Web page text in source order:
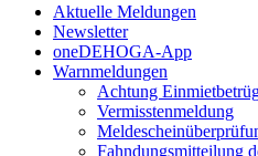
Aktuelle Meldungen
Newsletter
oneDEHOGA-App
Warnmeldungen
Achtung
Vermisstenmeldung
Fahndungsmitteilung